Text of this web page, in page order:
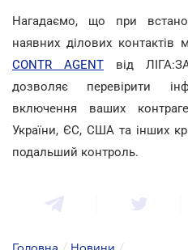
Нагадаємо, що при
наявних ділових
CONTR AGENT від
дозволяє перевірити
включення ваших
України, ЄС, США та інших
подальший контроль.
Головна / Новини /